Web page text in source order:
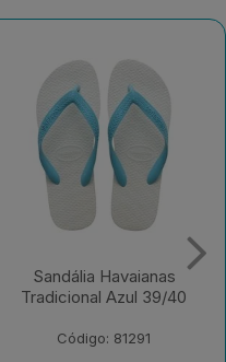
Sandália Havaianas Top
Basic Cinza Gelo/Mar
Código: 230652